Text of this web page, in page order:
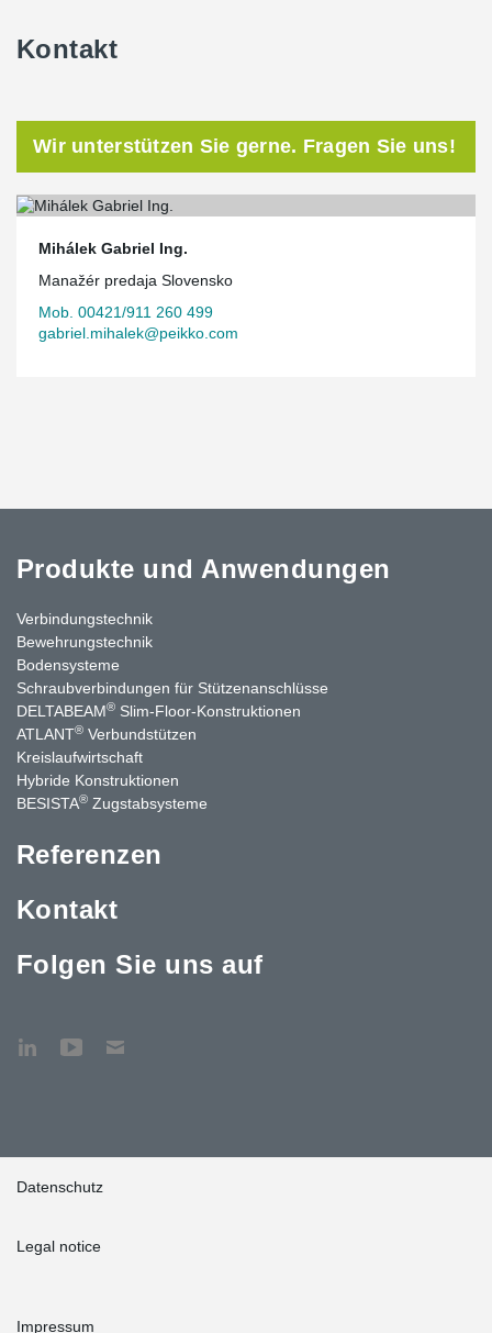
Kontakt
Wir unterstützen Sie gerne. Fragen Sie uns!
Mihálek Gabriel Ing.
Manažér predaja Slovensko
Mob. 00421/911 260 499
gabriel.mihalek@peikko.com
Produkte und Anwendungen
Verbindungstechnik
Bewehrungstechnik
Bodensysteme
Schraubverbindungen für Stützen­anschlüsse
DELTABEAM® Slim-Floor-Konstruktionen
ATLANT® Verbundstützen
Kreislaufwirtschaft
Hybride Konstruktionen
BESISTA® Zugstabsysteme
Referenzen
Kontakt
Folgen Sie uns auf
Datenschutz
Legal notice
Impressum